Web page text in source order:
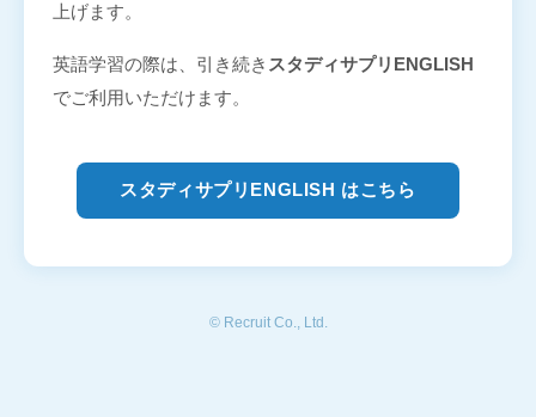
上げます。
英語学習の際は、引き続き スタディサプリENGLISH
でご利用いただけます。
スタディサプリENGLISH はこちら
© Recruit Co., Ltd.